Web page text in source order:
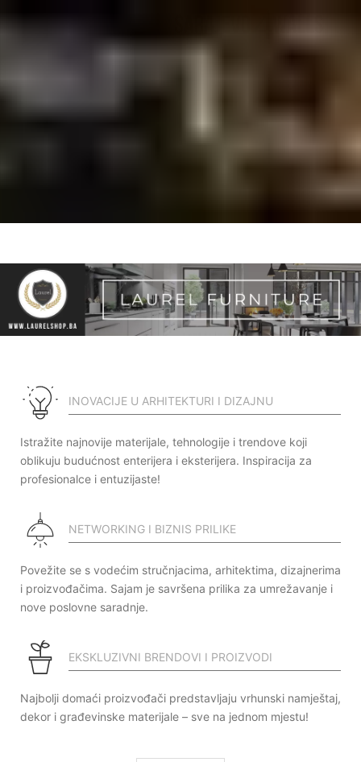
INOVACIJE U ARHITEKTURI I DIZAJNU
Istražite najnovije materijale, tehnologije i trendove koji
oblikuju budućnost enterijera i eksterijera. Inspiracija za
profesionalce i entuzijaste!
NETWORKING I BIZNIS PRILIKE
Povežite se s vodećim stručnjacima, arhitektima, dizajnerima
i proizvođačima. Sajam je savršena prilika za umrežavanje i
nove poslovne saradnje.
EKSKLUZIVNI BRENDOVI I PROIZVODI
Najbolji domaći proizvođači predstavljaju vrhunski namještaj,
dekor i građevinske materijale – sve na jednom mjestu!